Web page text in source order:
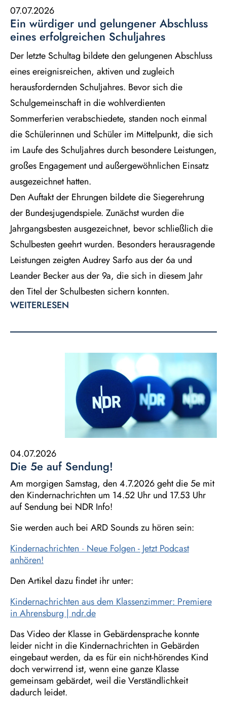
07.07.2026
Ein würdiger und gelungener Abschluss
eines erfolgreichen Schuljahres
Der letzte Schultag bildeteden gelungenen Abschluss
einesereignisreichen, aktiven und zugleich
herausfordernden Schuljahres. Bevorsich die
Schulgemeinschaft in diewohlverdienten
Sommerferien verabschiedete, standen noch einmal
die Schülerinnen und Schüler im Mittelpunkt, diesich
im Laufedes Schuljahresdurch besondere Leistungen,
großes Engagement und außergewöhnlichen Einsatz
ausgezeichnet hatten.
Den Auftaktder Ehrungen bildetedie Siegerehrung
der Bundesjugendspiele. Zunächstwurden die
Jahrgangsbesten ausgezeichnet, bevorschließlich die
Schulbesten geehrtwurden. Besonders herausragende
Leistungen zeigten Audrey Sarfoausder 6a und
Leander Beckerausder 9a, diesich in diesem Jahr
den Titel der Schulbesten sichern konnten.
WEITERLESEN
04.07.2026
Die 5e auf Sendung!
Am morgigen Samstag, den 4.7.2026 geht die 5e mit
den Kindernachrichten um 14.52 Uhr und 17.53 Uhr
auf Sendung bei NDR Info!
Sie werden auch bei ARD Sounds zu hören sein:
Kindernachrichten · Neue Folgen - Jetzt Podcast
anhören!
Den Artikel dazu findet ihr unter:
Kindernachrichten aus dem Klassenzimmer: Premiere
in Ahrensburg | ndr.de
Das Video der Klasse in Gebärdensprache konnte
leider nicht in die Kindernachrichten in Gebärden
eingebaut werden, da es für ein nicht-hörendes Kind
doch verwirrend ist, wenn eine ganze Klasse
gemeinsam gebärdet, weil die Verständlichkeit
dadurch leidet.